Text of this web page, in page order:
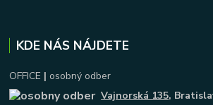
KDE NÁS NÁJDETE
OFFICE | osobný odber
Vajnorská 135,